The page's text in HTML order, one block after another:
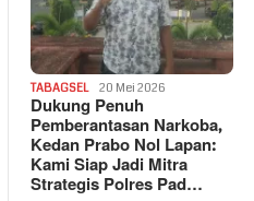
TABAGSEL 20 Mei 2026
Dukung Penuh
Pemberantasan Narkoba,
Kedan Prabo Nol Lapan:
Kami Siap Jadi Mitra
Strategis Polres Pad…